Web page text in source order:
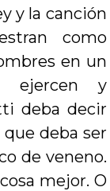
y la canción
como
en un
ejercen y
deba decir
deba ser
de veneno.
mejor. O